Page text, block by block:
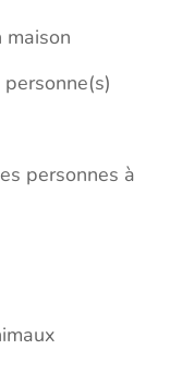
personnes à